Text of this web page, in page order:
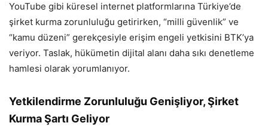
YouTube gibi küresel internet platformlarına Türkiye’de
şirket kurma zorunluluğu getirirken, “milli güvenlik” ve
“kamu düzeni” gerekçesiyle erişim engeli yetkisini BTK’ya
veriyor. Taslak, hükümetin dijital alanı daha sıkı denetleme
hamlesi olarak yorumlanıyor.
Yetkilendirme Zorunluluğu Genişliyor, Şirket
Kurma Şartı Geliyor